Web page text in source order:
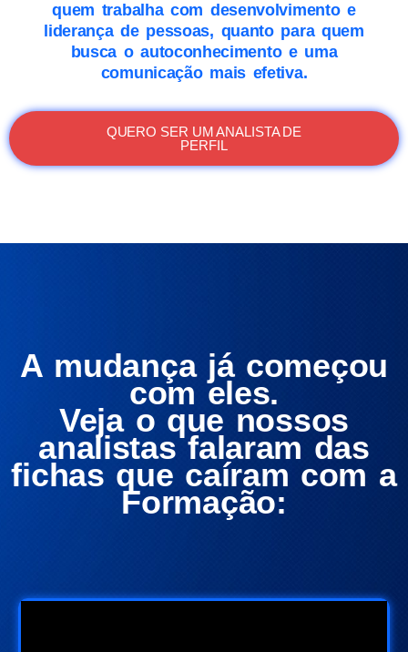
quem trabalha com desenvolvimento e
liderança de pessoas, quanto para quem
busca o autoconhecimento e uma
comunicação mais efetiva.
QUERO SER UM ANALISTA DE
PERFIL
A mudança já começou
com eles.
Veja o que nossos
analistas falaram das
fichas que caíram com a
Formação: